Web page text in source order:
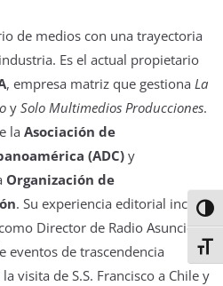
de medios con una trayectoria
Es el actual propietario
, empresa matriz que gestionaLa
ySolo Multimedios Producciones.
laAsociación de
(ADC) y
Organización de
. Su experiencia editorial incluye
Director de Radio Asunción y
eventos de trascendencia
visita de S.S. Francisco a Chile y